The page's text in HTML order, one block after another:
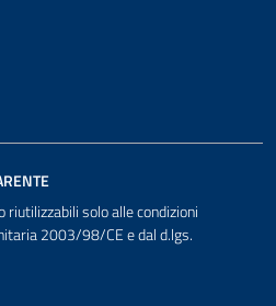
riutilizzabili solo alle condizioni
2003/98/CE e dal d.lgs.